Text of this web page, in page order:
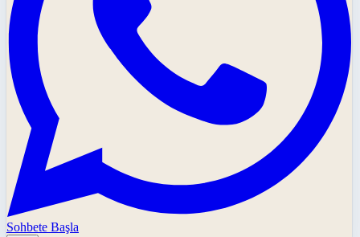
Sohbete Başla